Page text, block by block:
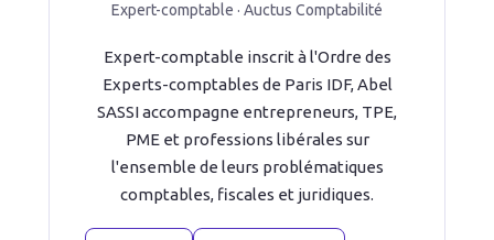
Expert-comptable · Auctus Comptabilité
Expert-comptable inscrit à l'Ordre des
Experts-comptables de Paris IDF, Abel
SASSI accompagne entrepreneurs, TPE,
PME et professions libérales sur
l'ensemble de leurs problématiques
comptables, fiscales et juridiques.